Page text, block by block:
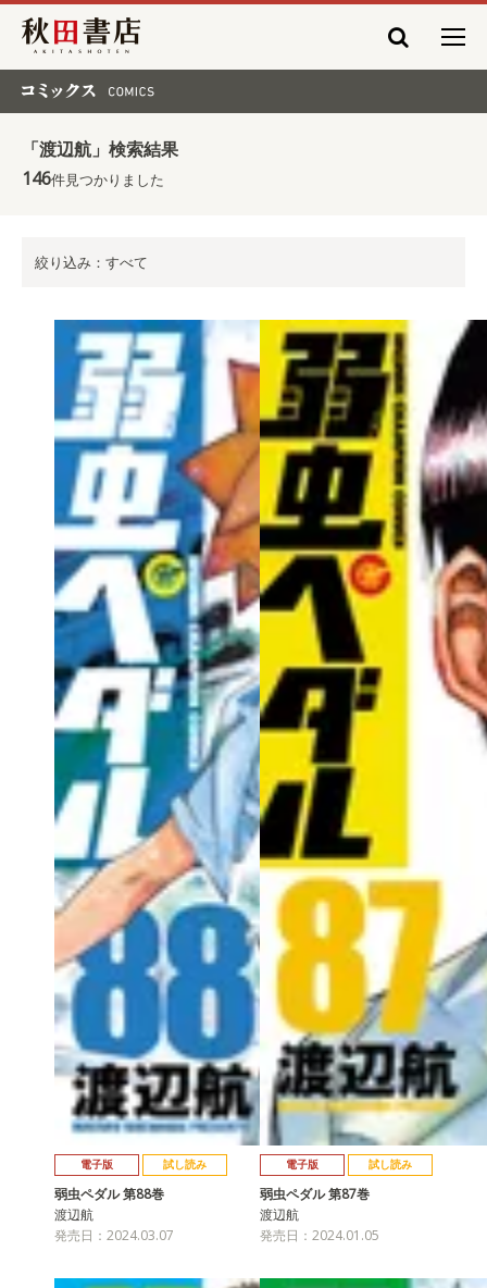
秋田書店
「渡辺航」検索結果
146件見つかりました
絞り込み：すべて
電子版 試し読み
弱虫ペダル 第88巻
渡辺航
発売日：2024.03.07
電子版 試し読み
弱虫ペダル 第87巻
渡辺航
発売日：2024.01.05